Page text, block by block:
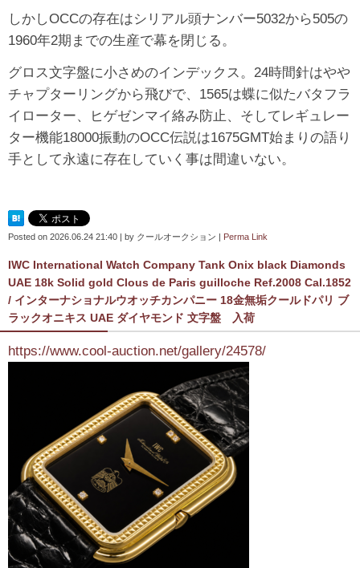
しかしOCCの存在はシリアル頭ナンバー5032から505の
1960年2期までの生産で幕を閉じる。
グロス文字盤に小さめのインデックス。24時間針はやや
チャプターリングから飛びで、1565は蝶に似たバタフラ
イローター、ヒゲゼンマイ絡み防止、そしてレギュレー
ター機能18000振動のOCC伝説は1675GMT始まりの語り
手として永遠に存在していく事は間違いない。
Posted on 2026.06.24 21:40 by クールオークション Perma Link
IWC International Watch Company Tank Onix black Diamonds
UAE 18k Solid gold Clous de Paris guilloche Ref.2008 Cal.1852
/ インターナショナルウオッチカンパニー 18金無垢クールドパリ ブ
ラックオニキス UAE ダイヤモンド 文字盤 入荷
https://www.cool-auction.net/gallery/24578/